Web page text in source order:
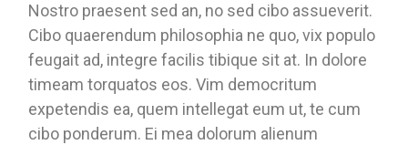
Nostro praesent sed an, no sed cibo assueverit.
Cibo quaerendum philosophia ne quo, vix populo
feugait ad, integre facilis tibique sit at. In dolore
timeam torquatos eos. Vim democritum
expetendis ea, quem intellegat eum ut, te cum
cibo ponderum. Ei mea dolorum alienum